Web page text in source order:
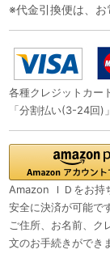
※代金引換便は、お
各種クレジットカー
「分割払い(3-24回)
Amazon ＩＤをお持
安全に決済が可能で
ご住所、お名前、ク
文のお手続きができ